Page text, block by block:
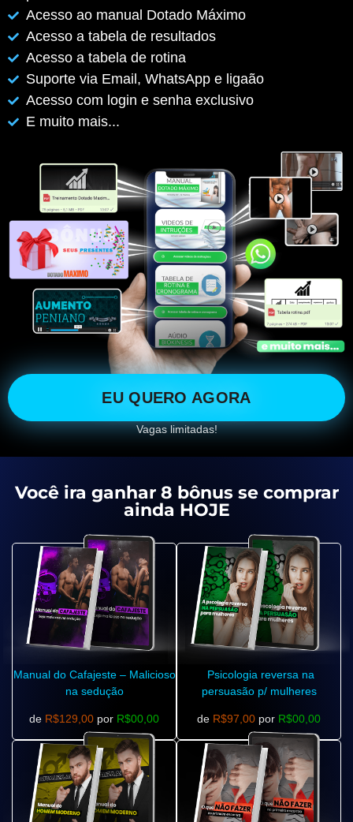
Acesso ao manual Dotado Máximo
Acesso a tabela de resultados
Acesso a tabela de rotina
Suporte via Email, WhatsApp e ligaão
Acesso com login e senha exclusivo
E muito mais...
EU QUERO AGORA
Vagas limitadas!
Você ira ganhar 8 bônus se comprar
ainda HOJE
Manual do Cafajeste – Malicioso
na sedução
de R$129,00 por R$00,00
Psicologia reversa na
persuasão p/ mulheres
de R$97,00 por R$00,00